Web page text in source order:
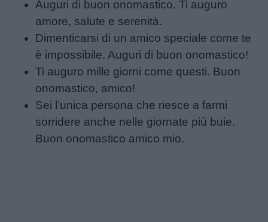
Auguri di buon onomastico. Ti auguro
amore, salute e serenità.
Dimenticarsi di un amico speciale come te
è impossibile. Auguri di buon onomastico!
Ti auguro mille giorni come questi. Buon
onomastico, amico!
Sei l’unica persona che riesce a farmi
sorridere anche nelle giornate più buie.
Buon onomastico amico mio.